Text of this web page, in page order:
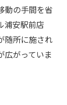
動の手間を省
浦安駅前店
随所に施され
広がっていま